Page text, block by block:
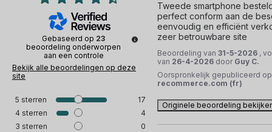
Gebaseerd op 23
beoordeling onderworpen
aan een controle
Bekijk alle beoordelingen op deze
site
5 sterren
17
4 sterren
4
3 sterren
0
Tweede smartphone
perfect conform aan de
eenvoudig en efficiënt
zeer betrouwbare site
Beoordeling van 31-5-2026 ,
van 26-4-2026 door Guy C.
Oorspronkelijk gepubliceerd op
recommerce.com (fr)
Originele beoordeling